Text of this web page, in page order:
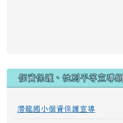
個資保護、性別平等宣導網
潛龍國小個資保護宣導